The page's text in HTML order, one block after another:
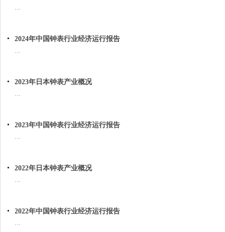
…
2024年中国钟表行业经济运行报告
…
2023年日本钟表产业概况
…
2023年中国钟表行业经济运行报告
…
2022年日本钟表产业概况
…
2022年中国钟表行业经济运行报告
…